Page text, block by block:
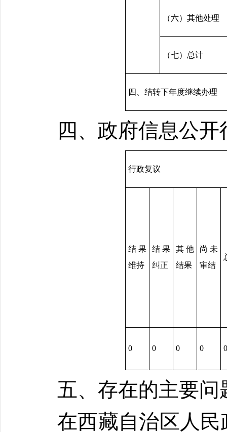
（六）其他处理
（七）总计
四、结转下年度继续办理
四、政府信息公
行政复议
结果
维持
结果
纠正
其他
结果
尚未
审结
0 0 0 0 0
五、存在的主要问
在西藏自治区人